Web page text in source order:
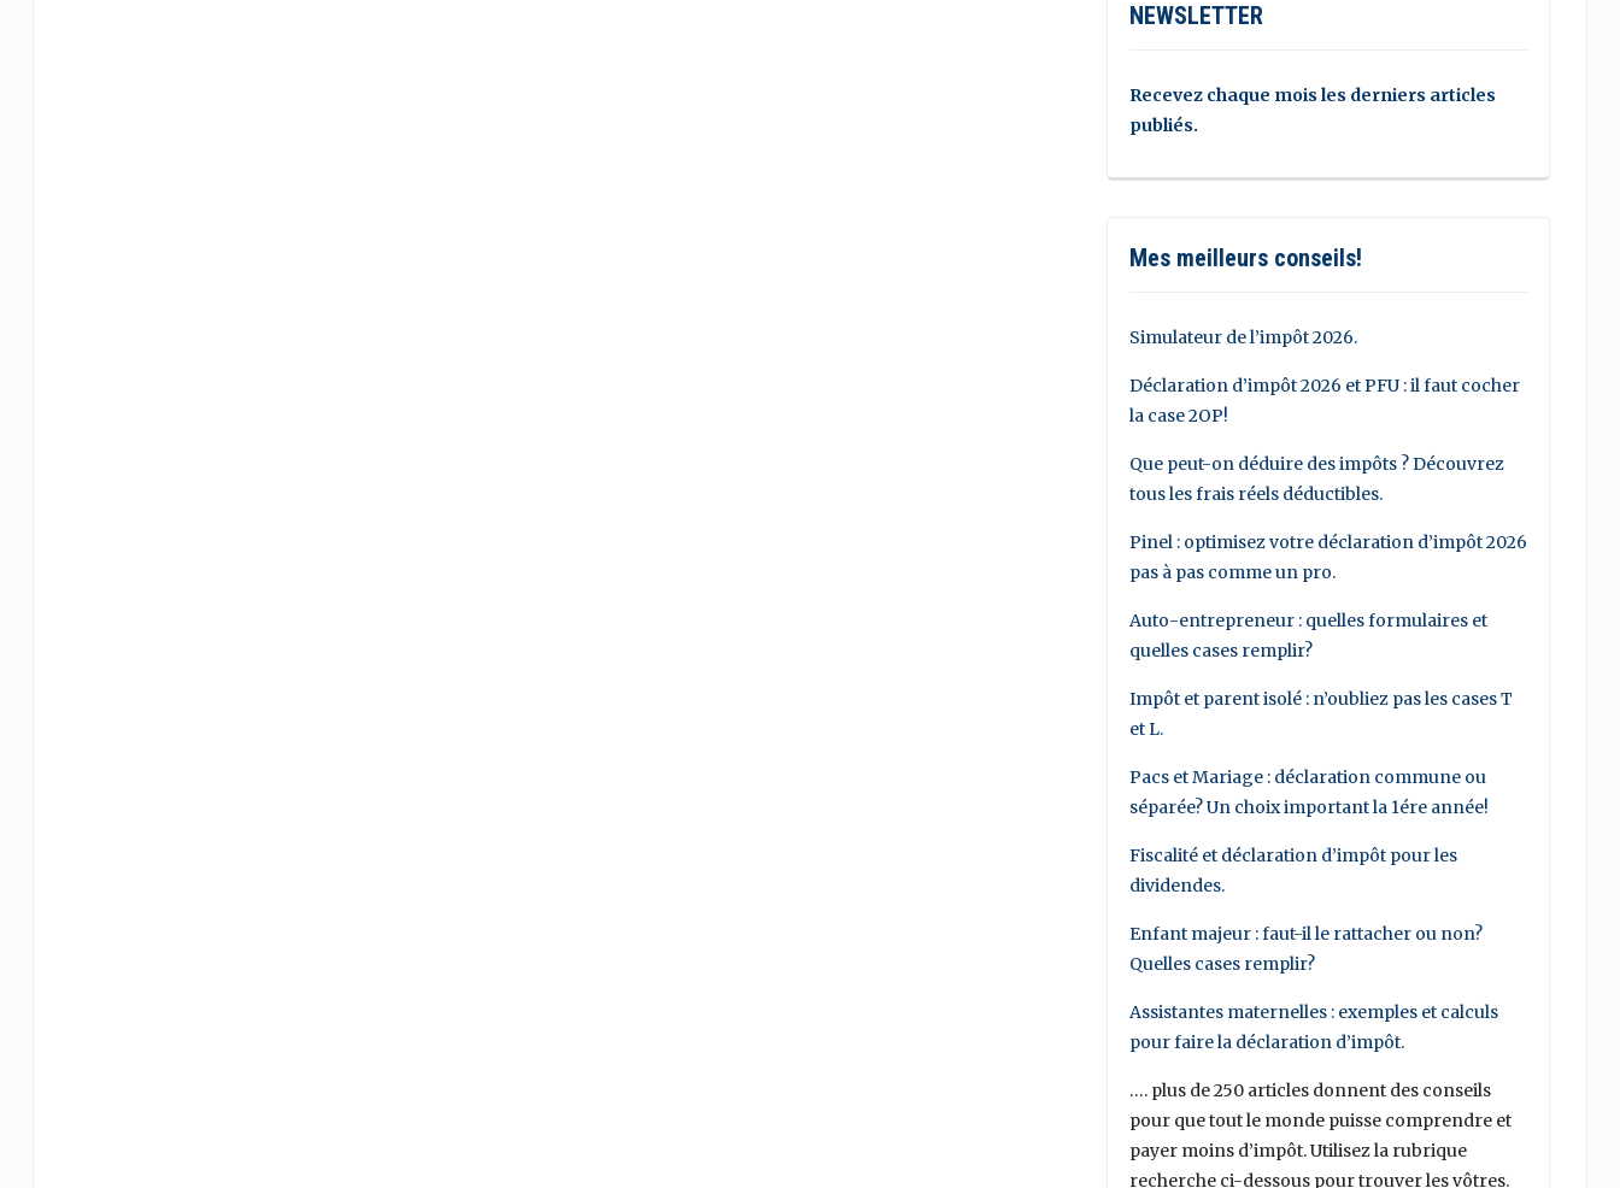
NEWSLETTER
Recevez chaque mois les derniers articles
publiés.
Mes meilleurs conseils!
Simulateur de l’impôt 2026.
Déclaration d’impôt 2026 et PFU : il faut cocher
la case 2OP!
Que peut-on déduire des impôts ? Découvrez
tous les frais réels déductibles.
Pinel : optimisez votre déclaration d’impôt 2026
pas à pas comme un pro.
Auto-entrepreneur : quelles formulaires et
quelles cases remplir?
Impôt et parent isolé : n’oubliez pas les cases T
et L.
Pacs et Mariage : déclaration commune ou
séparée? Un choix important la 1ére année!
Fiscalité et déclaration d’impôt pour les
dividendes.
Enfant majeur : faut-il le rattacher ou non?
Quelles cases remplir?
Assistantes maternelles : exemples et calculs
pour faire la déclaration d’impôt.
…. plus de 250 articles donnent des conseils
pour que tout le monde puisse comprendre et
payer moins d’impôt. Utilisez la rubrique
recherche ci-dessous pour trouver les vôtres.